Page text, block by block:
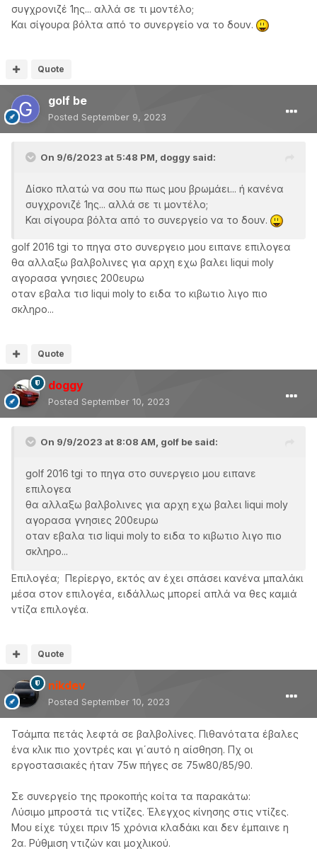
συγχρονιζέ 1ης... αλλά σε τι μοντέλο;
Και σίγουρα βόλτα από το συνεργείο να το δουν.
Quote
golf be
Posted September 9, 2023
On 9/6/2023 at 5:48 PM, doggy said:
Δίσκο πλατώ να σου πω πως μου βρωμάει... ή κανένα
συγχρονιζέ 1ης... αλλά σε τι μοντέλο;
Και σίγουρα βόλτα από το συνεργείο να το δουν.
golf 2016 tgi το πηγα στο συνεργειο μου ειπανε επιλογεα
θα αλλαξω βαλβολινες για αρχη εχω βαλει liqui moly
αγορασα γνησιες 200ευρω
οταν εβαλα τισ liqui moly to ειδα το κιβωτιο λιγο πιο
σκληρο...
Quote
doggy
Posted September 10, 2023
On 9/9/2023 at 8:08 AM, golf be said:
golf 2016 tgi το πηγα στο συνεργειο μου ειπανε
επιλογεα
θα αλλαξω βαλβολινες για αρχη εχω βαλει liqui moly
αγορασα γνησιες 200ευρω
οταν εβαλα τισ liqui moly to ειδα το κιβωτιο λιγο πιο
σκληρο...
Επιλογέα; Περίεργο, εκτός αν έχει σπάσει κανένα μπαλάκι
μέσα στον επιλογέα, ειδάλλως μπορεί απλά να θες καμιά
ντίζα επιλογέα.
Quote
nikdev
Posted September 10, 2023
Τσάμπα πετάς λεφτά σε βαλβολίνες. Πιθανότατα έβαλες
ένα κλικ πιο χοντρές και γι΄αυτό η αίσθηση. Πχ οι
εργοστασιακές ήταν 75w πήγες σε 75w80/85/90.
Σε συνεργείο της προκοπής κοίτα τα παρακάτω:
Λύσιμο μπροστά τις ντίζες. Έλεγχος κίνησης στις ντίζες.
Μου είχε τύχει πριν 15 χρόνια κλαδάκι και δεν έμπαινε η
2α. Ρύθμιση ντιζών και μοχλικού.